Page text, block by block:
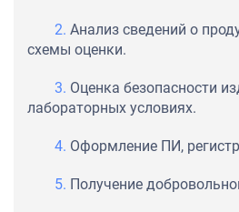
Анализ сведений о
схемы оценки.
Оценка безопасности
лабораторных условиях.
Оформление ПИ,
Получение